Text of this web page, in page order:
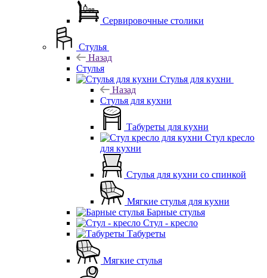
Сервировочные столики
Стулья
Назад
Стулья
Стулья для кухни
Назад
Стулья для кухни
Табуреты для кухни
Стул кресло
для кухни
Стулья для кухни со спинкой
Мягкие стулья для кухни
Барные стулья
Стул - кресло
Табуреты
Мягкие стулья